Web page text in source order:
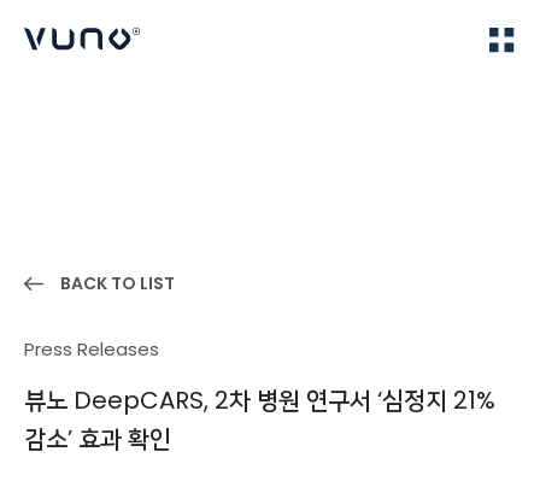
BACK TO LIST
Press Releases
뷰노 DeepCARS, 2차 병원 연구서 ‘심정지 21%
감소’ 효과 확인